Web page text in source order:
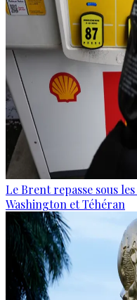
Le Brent repasse sous
Washington et Téhéran